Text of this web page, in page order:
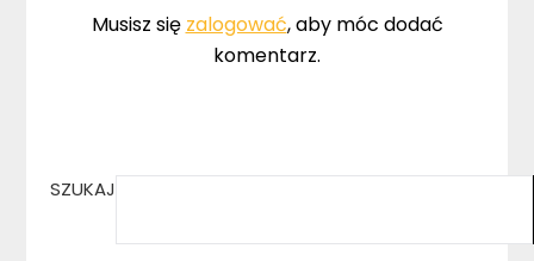
Musisz się zalogować, aby móc dodać
komentarz.
SZUKAJ